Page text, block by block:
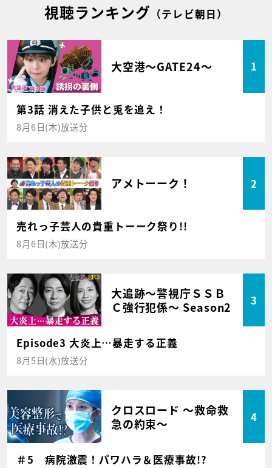
視聴ランキング （テレビ朝日）
大空港～GATE24～ 1
第3話 消えた子供と兎を追え！
8月6日(木)放送分
アメトーーク！ 2
売れっ子芸人の貴重トーーク祭り!!
8月6日(木)放送分
大追跡～警視庁ＳＳＢ
Ｃ強行犯係～ Season2
3
Episode3 大炎上…暴走する正義
8月5日(水)放送分
クロスロード ～救命救
急の約束～
4
＃5 病院激震！パワハラ＆医療事故!?